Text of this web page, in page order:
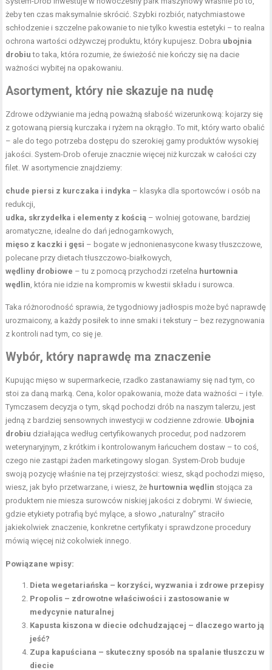
żeby ten czas maksymalnie skrócić. Szybki rozbiór, natychmiastowe
schłodzenie i szczelne pakowanie to nie tylko kwestia estetyki – to realna
ochrona wartości odżywczej produktu, który kupujesz. Dobra ubojnia
drobiu to taka, która rozumie, że świeżość nie kończy się na dacie
ważności wybitej na opakowaniu.
Asortyment, który nie skazuje na nudę
Zdrowe odżywianie ma jedną poważną słabość wizerunkową: kojarzy się
z gotowaną piersią kurczaka i ryżem na okrągło. To mit, który warto obalić
– ale do tego potrzeba dostępu do szerokiej gamy produktów wysokiej
jakości. System-Drob oferuje znacznie więcej niż kurczak w całości czy
filet. W asortymencie znajdziemy:
chude piersi z kurczaka i indyka – klasyka dla sportowców i osób na
redukcji,
udka, skrzydełka i elementy z kością – wolniej gotowane, bardziej
aromatyczne, idealne do dań jednogarnkowych,
mięso z kaczki i gęsi – bogate w jednonienasycone kwasy tłuszczowe,
polecane przy dietach tłuszczowo-białkowych,
wędliny drobiowe – tu z pomocą przychodzi rzetelna hurtownia
wędlin, która nie idzie na kompromis w kwestii składu i surowca.
Taka różnorodność sprawia, że tygodniowy jadłospis może być naprawdę
urozmaicony, a każdy posiłek to inne smaki i tekstury – bez rezygnowania
z kontroli nad tym, co się je.
Wybór, który naprawdę ma znaczenie
Kupując mięso w supermarkecie, rzadko zastanawiamy się nad tym, co
stoi za daną marką. Cena, kolor opakowania, może data ważności – i tyle.
Tymczasem decyzja o tym, skąd pochodzi drób na naszym talerzu, jest
jedną z bardziej sensownych inwestycji w codzienne zdrowie. Ubojnia
drobiu działająca według certyfikowanych procedur, pod nadzorem
weterynaryjnym, z krótkim i kontrolowanym łańcuchem dostaw – to coś,
czego nie zastąpi żaden marketingowy slogan. System-Drob buduje
swoją pozycję właśnie na tej przejrzystości: wiesz, skąd pochodzi mięso,
wiesz, jak było przetwarzane, i wiesz, że hurtownia wędlin stojąca za
produktem nie miesza surowców niskiej jakości z dobrymi. W świecie,
gdzie etykiety potrafią być mylące, a słowo „naturalny” straciło
jakiekolwiek znaczenie, konkretne certyfikaty i sprawdzone procedury
mówią więcej niż cokolwiek innego.
Powiązane wpisy:
Dieta wegetariańska – korzyści, wyzwania i zdrowe przepisy
Propolis – zdrowotne właściwości i zastosowanie w
medycynie naturalnej
Kapusta kiszona w diecie odchudzającej – dlaczego warto ją
jeść?
Zupa kapuściana – skuteczny sposób na spalanie tłuszczu w
diecie